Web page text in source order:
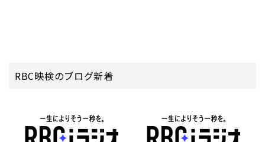
RBC映検のブログ新着